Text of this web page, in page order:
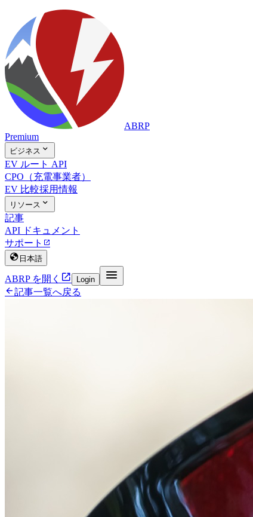
ABRP
Premium
ビジネス 
EV ルート API
CPO（充電事業者）
EV 比較採用情報
リソース 
記事
API ドキュメント
サポート 
 日本語
ABRP を開く  Login 
記事一覧へ戻る